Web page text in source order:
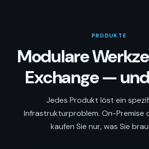
PRODUKTE
Modulare
Exchange —
Jedes Produkt löst ein
Infrastrukturproblem. On-Premise
kaufen Sie nur, was Sie